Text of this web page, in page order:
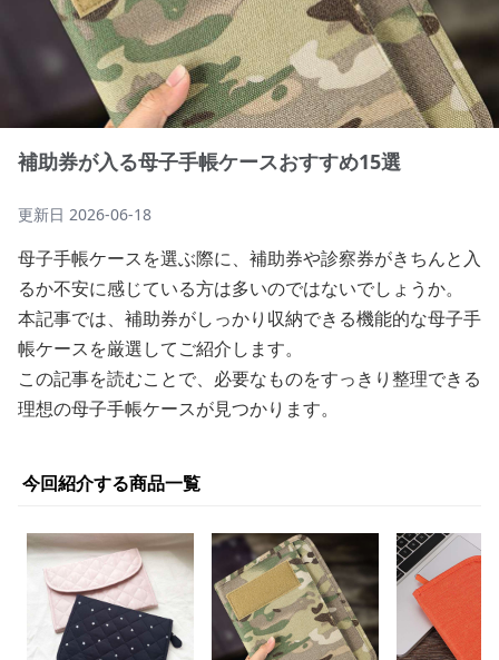
補助券が入る母子手帳ケースおすすめ15選
更新日 2026-06-18
母子手帳ケースを選ぶ際に、補助券や診察券がきちんと入
るか不安に感じている方は多いのではないでしょうか。
本記事では、補助券がしっかり収納できる機能的な母子手
帳ケースを厳選してご紹介します。
この記事を読むことで、必要なものをすっきり整理できる
理想の母子手帳ケースが見つかります。
今回紹介する商品一覧